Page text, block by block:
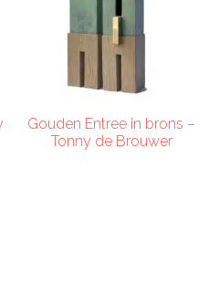
Gouden Entree in brons –
Tonny de Brouwer